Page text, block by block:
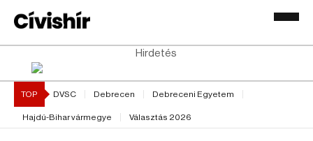
Hirdetés
TOP DVSC Debrecen Debreceni Egyetem
Hajdú-Bihar vármegye Választás 2026